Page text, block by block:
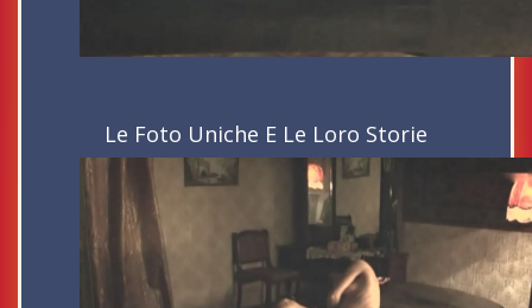
Le Foto Uniche E Le Loro Storie